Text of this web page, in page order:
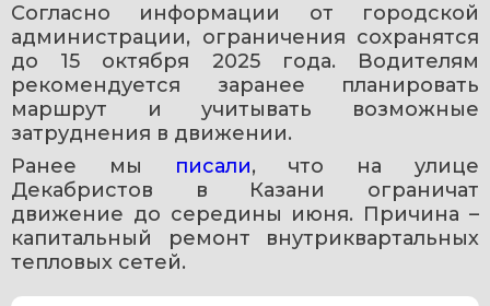
Согласно информации от городской
администрации, ограничения сохранятся
до 15 октября 2025 года. Водителям
рекомендуется заранее планировать
маршрут и учитывать возможные
затруднения в движении.
Ранее мы
писали, что на улице
Декабристов в Казани ограничат
движение до середины июня. Причина –
капитальный ремонт внутриквартальных
тепловых сетей.